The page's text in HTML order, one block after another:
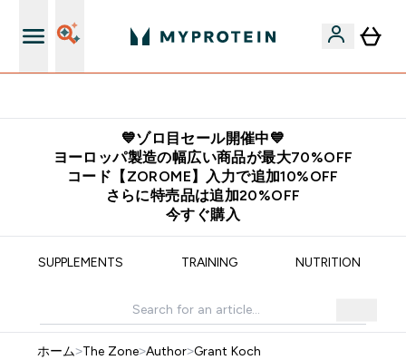
💙ゾロ目セール開催中💙
ヨーロッパ製造の幅広い商品が最大70%OFF
コード【ZOROME】入力で追加10%OFF
さらに特売品は追加20%OFF
今すぐ購入
SUPPLEMENTS TRAINING NUTRITION
ホーム>The Zone>Author>Grant Koch